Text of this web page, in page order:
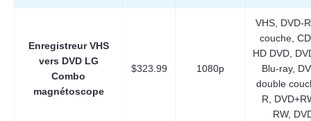
Enregistreur VHS
vers DVD LG
Combo
magnétoscope
$323.99 1080p
VHS, DVD-
couche,
HD DVD,
Blu-ray,
double
R,
RW,